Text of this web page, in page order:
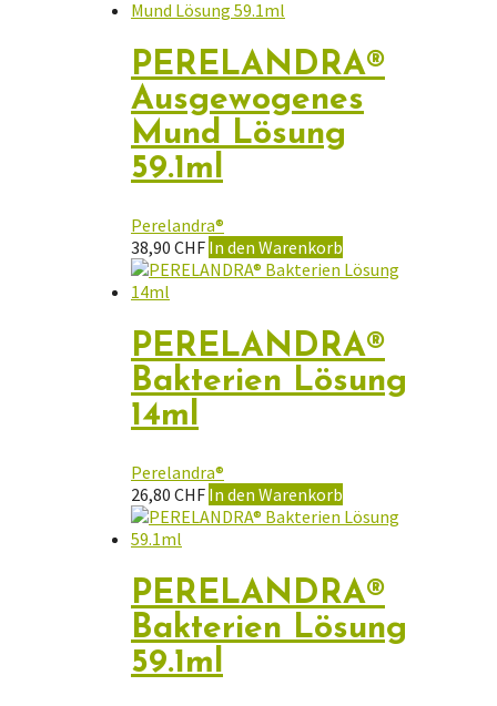
PERELANDRA®
Ausgewogenes
Mund Lösung
59.1ml
Perelandra®
38,90 CHF In den Warenkorb
PERELANDRA®
Bakterien Lösung
14ml
Perelandra®
26,80 CHF In den Warenkorb
PERELANDRA®
Bakterien Lösung
59.1ml